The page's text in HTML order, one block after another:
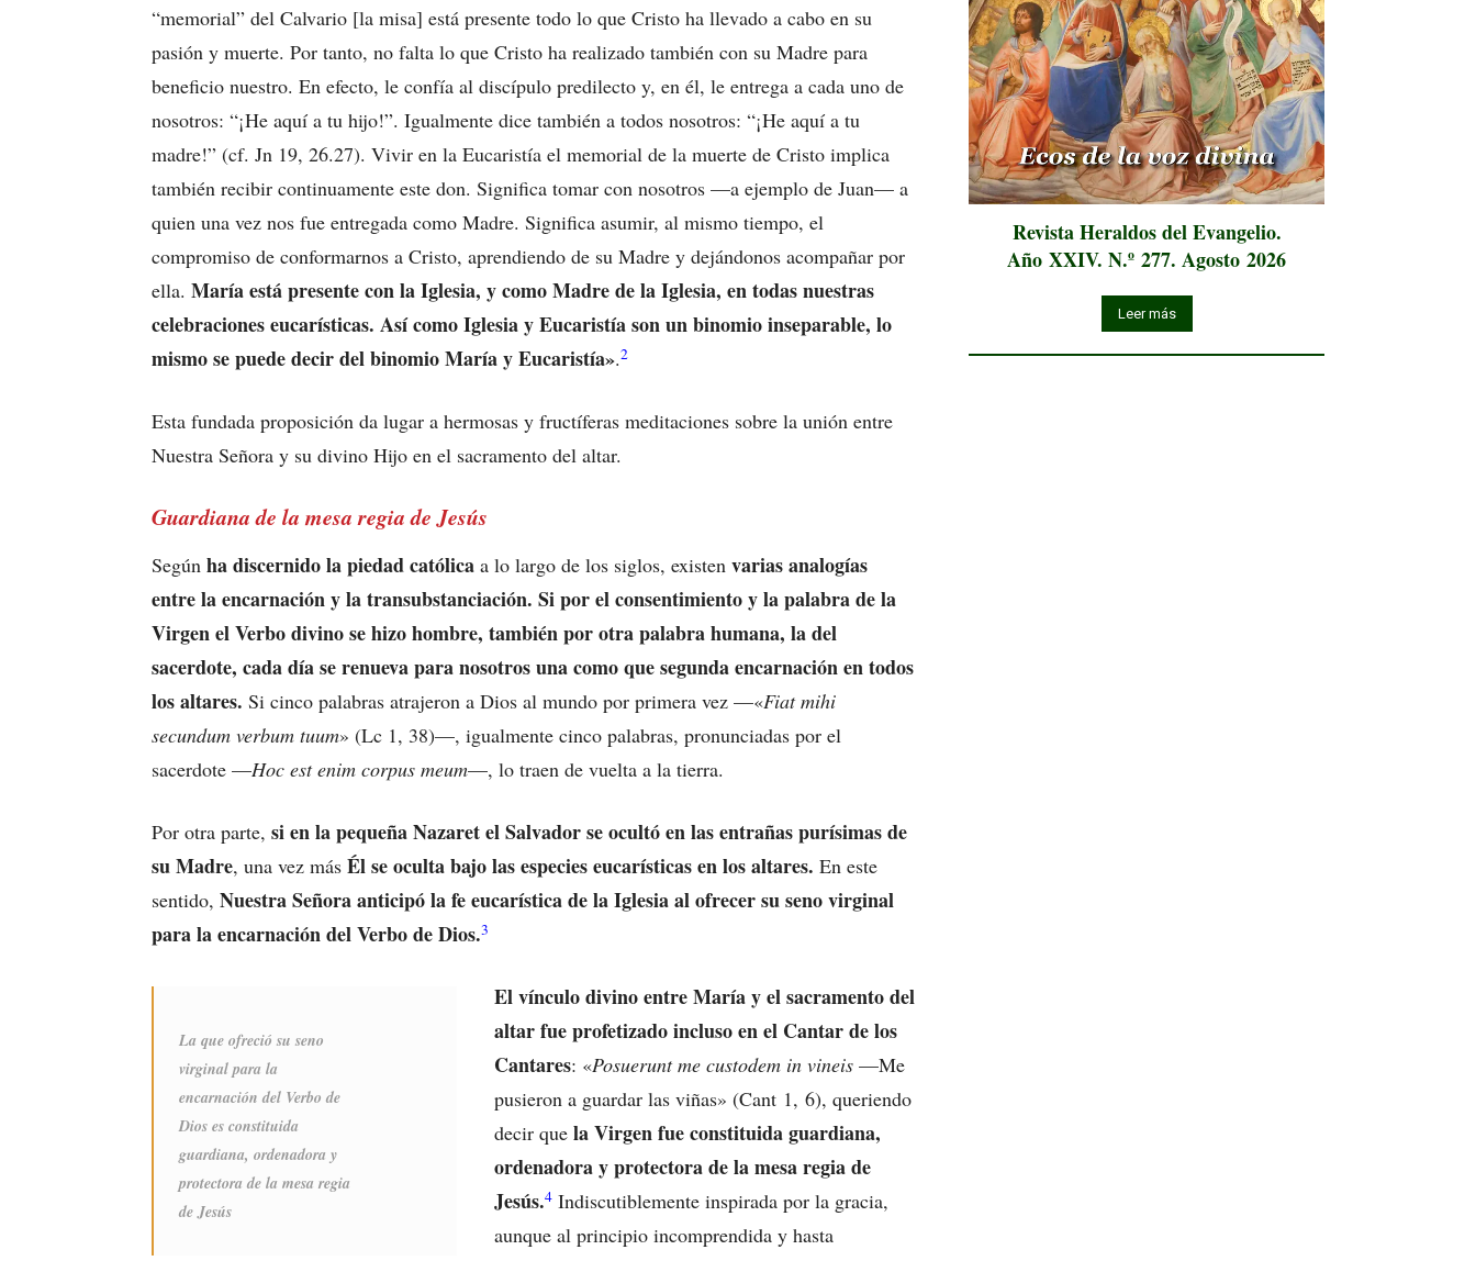
“memorial” del Calvario [la misa] está presente todo lo que Cristo ha llevado a cabo en su
pasión y muerte. Por tanto, no falta lo que Cristo ha realizado también con su Madre para
beneficio nuestro. En efecto, le confía al discípulo predilecto y, en él, le entrega a cada uno de
nosotros: “¡He aquí a tu hijo!”. Igualmente dice también a todos nosotros: “¡He aquí a tu
madre!” (cf. Jn 19, 26.27). Vivir en la Eucaristía el memorial de la muerte de Cristo implica
también recibir continuamente este don. Significa tomar con nosotros —a ejemplo de Juan— a
quien una vez nos fue entregada como Madre. Significa asumir, al mismo tiempo, el
compromiso de conformarnos a Cristo, aprendiendo de su Madre y dejándonos acompañar por
ella. María está presente con la Iglesia, y como Madre de la Iglesia, en todas nuestras
celebraciones eucarísticas. Así como Iglesia y Eucaristía son un binomio inseparable, lo
mismo se puede decir del binomio María y Eucaristía».2
Esta fundada proposición da lugar a hermosas y fructíferas meditaciones sobre la unión entre
Nuestra Señora y su divino Hijo en el sacramento del altar.
Guardiana de la mesa regia de Jesús
Según ha discernido la piedad católica a lo largo de los siglos, existen varias analogías
entre la encarnación y la transubstanciación. Si por el consentimiento y la palabra de la
Virgen el Verbo divino se hizo hombre, también por otra palabra humana, la del
sacerdote, cada día se renueva para nosotros una como que segunda encarnación en todos
los altares. Si cinco palabras atrajeron a Dios al mundo por primera vez —«Fiat mihi
secundum verbum tuum» (Lc 1, 38)—, igualmente cinco palabras, pronunciadas por el
sacerdote —Hoc est enim corpus meum—, lo traen de vuelta a la tierra.
Por otra parte, si en la pequeña Nazaret el Salvador se ocultó en las entrañas purísimas de
su Madre, una vez más Él se oculta bajo las especies eucarísticas en los altares. En este
sentido, Nuestra Señora anticipó la fe eucarística de la Iglesia al ofrecer su seno virginal
para la encarnación del Verbo de Dios.3
La que ofreció su seno
virginal para la
encarnación del Verbo de
Dios es constituida
guardiana, ordenadora y
protectora de la mesa regia
de Jesús
El vínculo divino entre María y el sacramento del
altar fue profetizado incluso en el Cantar de los
Cantares: «Posuerunt me custodem in vineis —Me
pusieron a guardar las viñas» (Cant 1, 6), queriendo
decir quela Virgen fue constituida guardiana,
ordenadora y protectora de la mesa regia de
Jesús.4 Indiscutiblemente inspirada por la gracia,
aunque al principio incomprendida y hasta
Revista Heraldos del Evangelio.
Año XXIV. N.º 277. Agosto 2026
Leer más